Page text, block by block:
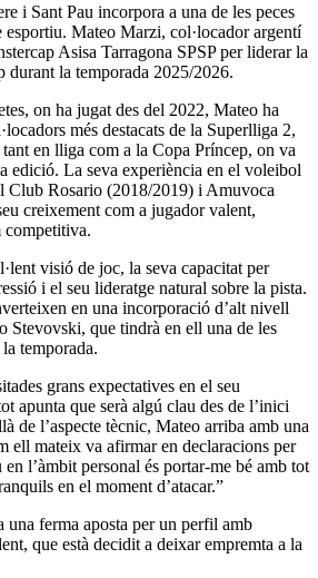
i Sant Pau incorpora a una de les peces
esportiu. Mateo Marzi, col·locador argentí
Asisa Tarragona SPSP per liderar la
durant la temporada 2025/2026.
on ha jugat des del 2022, Mateo ha
més destacats de la Superlliga 2,
en lliga com a la Copa Príncep, on va
edició. La seva experiència en el voleibol
Club Rosario (2018/2019) i Amuvoca
creixement com a jugador valent,
competitiva.
visió de joc, la seva capacitat per
i el seu lideratge natural sobre la pista.
en una incorporació d’alt nivell
Stevovski, que tindrà en ell una de les
temporada.
grans expectatives en el seu
apunta que serà algú clau des de l’inici
de l’aspecte tècnic, Mateo arriba amb una
ell mateix va afirmar en declaracions per
l’àmbit personal és portar-me bé amb tot
en el moment d’atacar.”
una ferma aposta per un perfil amb
que està decidit a deixar empremta a la